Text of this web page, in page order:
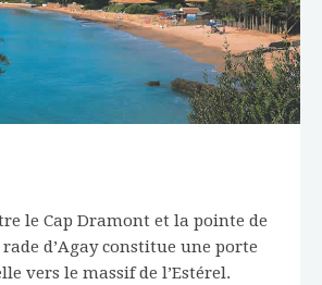
le Cap Dramont et la pointe de
d’Agay constitue une porte
vers le massif de l’Estérel.